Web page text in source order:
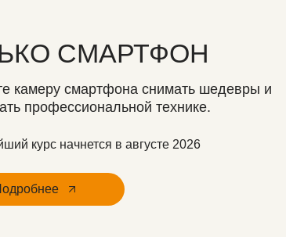
СМАРТФОН
камеру смартфона снимать шедевры и
профессиональной технике.
курс начнется в августе 2026